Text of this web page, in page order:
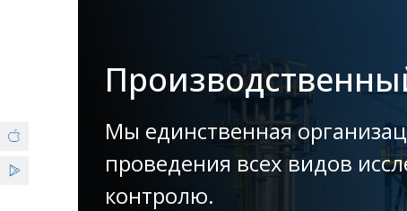
Мы единственная
проведения всех видов
контролю.